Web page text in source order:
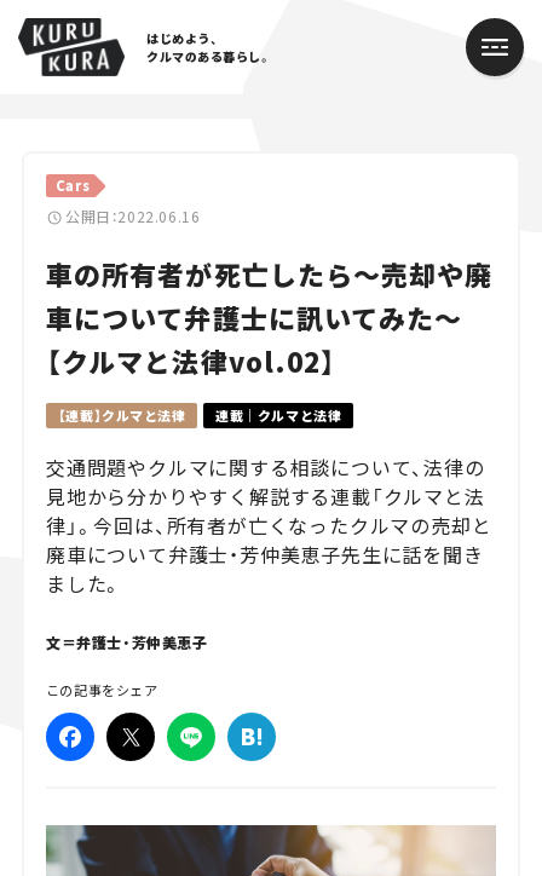
はじめよう、
クルマのある暮らし。
Cars
公開日：2022.06.16
車の所有者が死亡したら～売却や廃
車について弁護士に訊いてみた～
【クルマと法律vol.02】
【連載】クルマと法律 連載｜クルマと法律
交通問題やクルマに関する相談について、法律の
見地から分かりやすく解説する連載「クルマと法
律」。今回は、所有者が亡くなったクルマの売却と
廃車について弁護士・芳仲美恵子先生に話を聞き
ました。
文＝弁護士・芳仲美恵子
この記事をシェア
Cars
Lifestyle
Traffic
Special
Campaign
人気のハッシュタグ
スズキ ジムニー｜Suzuki Jimny